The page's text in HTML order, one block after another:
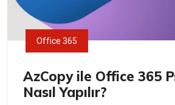
Office 365
AzCopy ile Office 365
Nasıl Yapılır?